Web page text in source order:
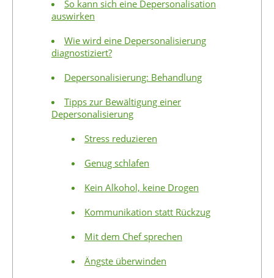
So kann sich eine Depersonalisation
auswirken
Wie wird eine Depersonalisierung
diagnostiziert?
Depersonalisierung: Behandlung
Tipps zur Bewältigung einer
Depersonalisierung
Stress reduzieren
Genug schlafen
Kein Alkohol, keine Drogen
Kommunikation statt Rückzug
Mit dem Chef sprechen
Ängste überwinden